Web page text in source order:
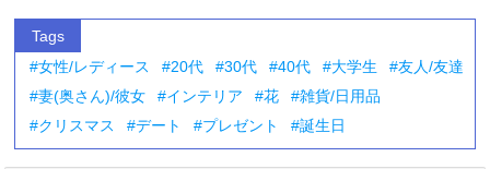
Tags
女性/レディース
20代 30代 40代 大学生
友人/友達
妻(奥さん)/彼女
インテリア 花
雑貨/日用品
クリスマス
デート プレゼント 誕生日